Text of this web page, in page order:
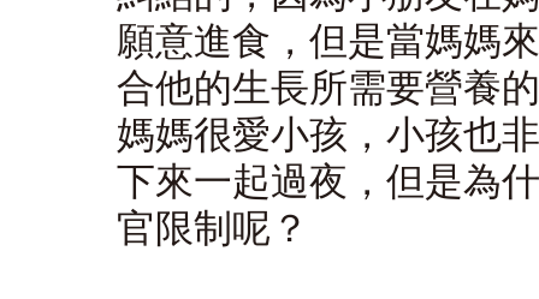
願意進食，但是當媽媽
合他的生長所需要營養
媽媽很愛小孩，小孩也
下來一起過夜，但是為
官限制呢？